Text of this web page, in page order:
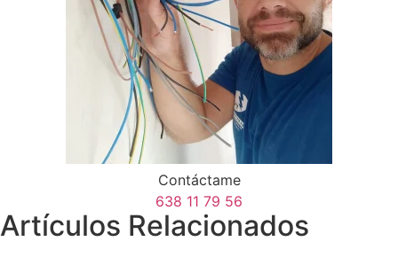
Contáctame
638 11 79 56
Artículos Relacionados